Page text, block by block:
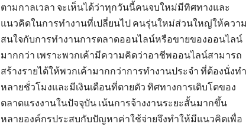
ตามกาลเวลา จะเห็นได้ว่าทุกวันนี้คนจบใหม่มีทิศทางและ
แนวคิดในการทำงานที่เปลี่ยนไป คนรุ่นใหม่ส่วนใหญ่ให้ความ
สนใจกับการทำงานการตลาดออนไลน์หรือขายของออนไลน์
มากกว่า เพราะพวกเค้ามีความคิดว่าอาชีพออนไลน์สามารถ
สร้างรายได้ให้พวกเค้ามากกว่าการทำงานประจำ ที่ต้องนั่งทำ
หลายชั่วโมงและมีเงินเดือนที่ตายตัว ทิศทางการเติบโตของ
ตลาดแรงงานในปัจจุบัน เน้นการจ้างงานระยะสั้นมากขึ้น
หลายองค์กรประสบกับปัญหาค่าใช้จ่ายจึงทำให้มีแนวคิดเพื่อ